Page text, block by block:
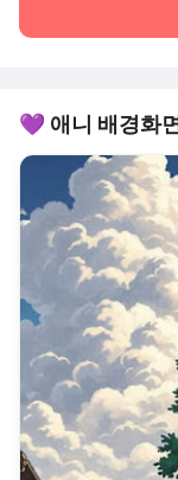
💜 애니 배경화